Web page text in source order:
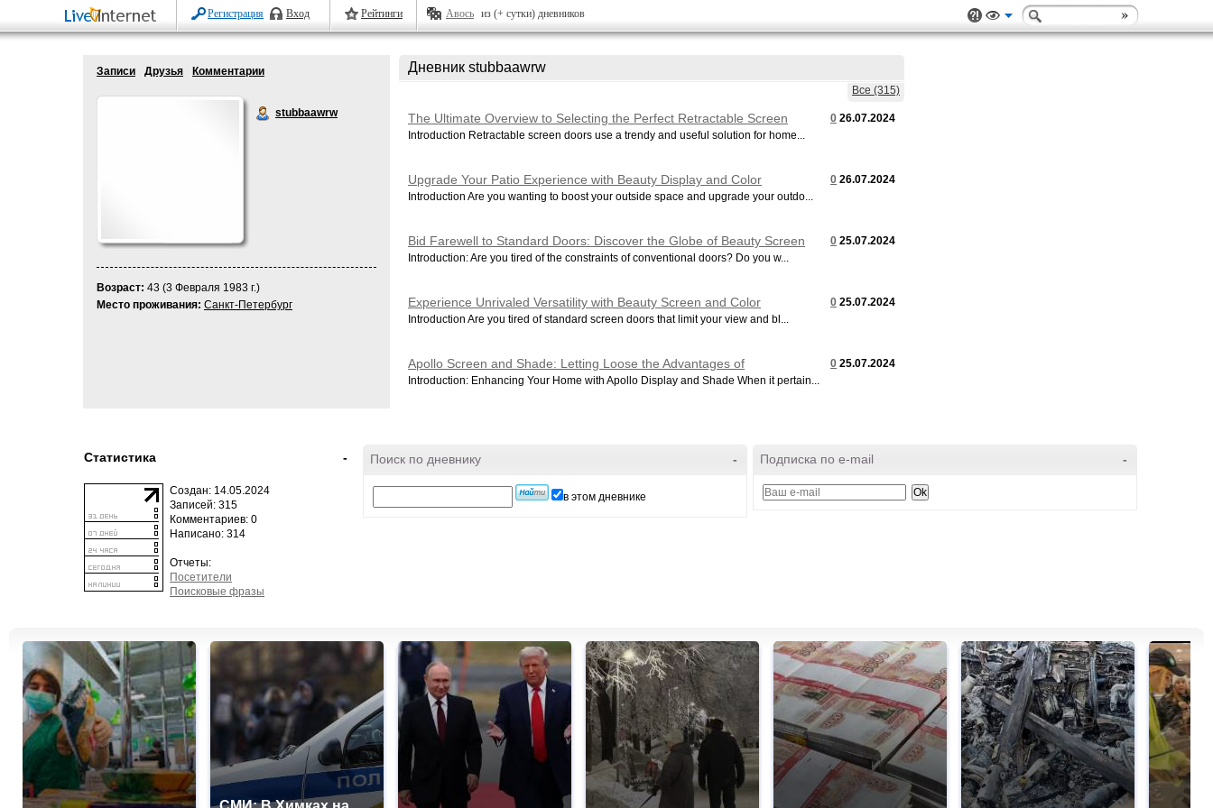
Регистрация Вход Рейтинги Авось из (+ сутки) дневников
Записи Друзья Комментарии
stubbaawrw
Возраст: 43 (3 Февраля 1983 г.)
Место проживания: Санкт-Петербург
Дневник stubbaawrw
Все (315)
0 26.07.2024
The Ultimate Overview to Selecting the Perfect Retractable Screen
Door: Beauty Screen and Color Version
Introduction Retractable screen doors use a trendy and useful solution for home...
0 26.07.2024
Upgrade Your Patio Experience with Beauty Display and Color
Retractable Screen Doors
Introduction Are you wanting to boost your outside space and upgrade your outdo...
0 25.07.2024
Bid Farewell to Standard Doors: Discover the Globe of Beauty Screen
and Color Retractable Screen Doors
Introduction: Are you tired of the constraints of conventional doors? Do you w...
0 25.07.2024
Experience Unrivaled Versatility with Beauty Screen and Color
Retractable Display Doors
Introduction Are you tired of standard screen doors that limit your view and bl...
0 25.07.2024
Apollo Screen and Shade: Letting Loose the Advantages of
Retractable Screen Doors in your house
Introduction: Enhancing Your Home with Apollo Display and Shade When it pertain...
-
Статистика
Создан: 14.05.2024
Записей: 315
Комментариев: 0
Написано: 314
Отчеты:
Посетители
Поисковые фразы
-
Поиск по дневнику
в этом дневнике
-
Подписка по e-mail